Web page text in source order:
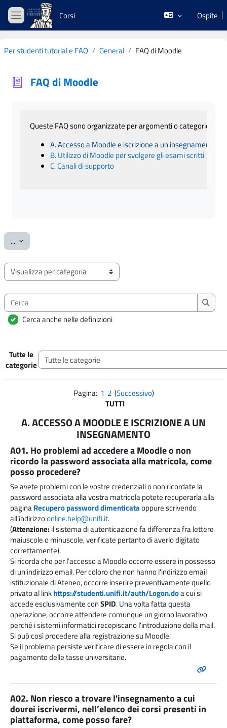
Vai al contenuto principale
Pannello laterale
Corsi Ospite
Per studenti tutorial e FAQ General FAQ di Moodle
FAQ di Moodle
Queste FAQ sono organizzate per argomenti o categorie:
A. Accesso a Moodle e iscrizione a un insegnamento
B. Utilizzo di Moodle per svolgere gli esami scritti
C. Canali di supporto
... Esporta voci
Sfoglia il glossario usando questo indice
Cerca
Cerca
Cerca anche nelle definizioni
Tutte le
categorie
Categorie
Pagina: 1 2(Successivo)
TUTTI
A. ACCESSO A MOODLE E ISCRIZIONE A UN
INSEGNAMENTO
A01. Ho problemi ad accedere a Moodle o non
ricordo la password associata alla matricola, come
posso procedere?
Se avete problemi con le vostre credenziali o non ricordate la
password associata alla vostra matricola potete recuperarla alla
paginaRecupero password dimenticataoppure scrivendo
all’indirizzoonline.help@unifi.it.
(Attenzione: il sistema di autenticazione fa differenza fra lettere
maiuscole o minuscole, verificate pertanto di averlo digitato
correttamente).
Si ricorda che per l'accesso a Moodle occorre essere in possesso
di un indirizzo email. Per coloro che non hanno l'indirizzo email
istituzionale di Ateneo, occorre inserire preventivamente quello
privato al linkhttps://studenti.unifi.it/auth/Logon.doa cui si
accede esclusivamente conSPID. Una volta fatta questa
operazione, occorre attendere comunque un giorno lavorativo
perché i sistemi informatici recepiscano l'introduzione della mail.
Si può così procedere alla registrazione su Moodle.
Se il problema persiste verificare di essere in regola con il
pagamento delle tasse universitarie.
A02. Non riesco a trovare l'insegnamento a cui
dovrei iscrivermi, nell’elenco dei corsi presenti in
piattaforma, come posso fare?